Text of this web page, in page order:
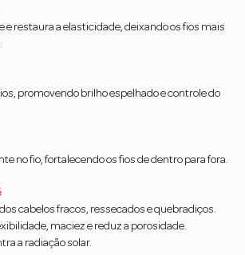
restaura a elasticidade, deixando os fios mais
promovendo brilho espelhado e controle do
no fio, fortalecendo os fios de dentro para fora.
cabelos fracos, ressecados e quebradiços.
maciez e reduz a porosidade.
a radiação solar.